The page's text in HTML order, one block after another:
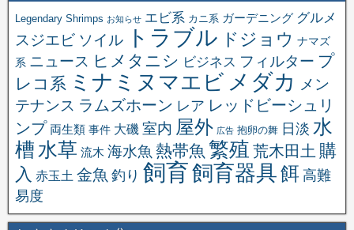
Legendary Shrimps お知らせ エビ系 カニ系 ガーデニング グルメ
スジエビ ソイル トラブル ドジョウ ナマズ
系 ニュース ヒメタニシ ビジネス フィルター プ
レコ系 ミナミヌマエビ メダカ
メン
テナンス ラムズホーン レア レッドビーシュリ
ンプ 両生類 事件 大磯 室内 屋外 広告 抱卵の舞 日淡 水
槽 水草 流木 海水魚 熱帯魚 繁殖 荒木田土 購
入 赤玉土 金魚 釣り 飼育飼育器具餌 高難
易度